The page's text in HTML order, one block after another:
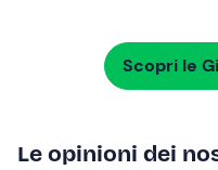
Scopri le
Le opinioni dei